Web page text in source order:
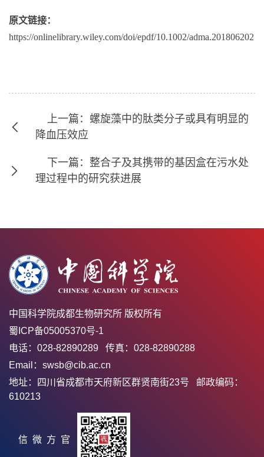
原文链接：
https://onlinelibrary.wiley.com/doi/epdf/10.1002/adma.201806202
上一篇：螺旋藻中的肽类分子或具有明显的
降血压效应
下一篇：整合子及其携带的基因盒在污水处
理过程中的研究获进展
中国科学院成都生物研究所 版权所有
蜀ICP备05005370号-1
电话：028-82890289 传真：028-82890288
Email：swsb@cib.ac.cn
地址：四川省成都市天府新区群贤南街23号 邮政编码：
610213
官方微信